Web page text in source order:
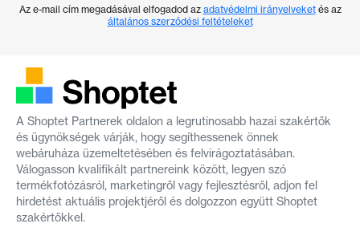
Az e-mail cím megadásával elfogadod az adatvédelmi irányelveketés az
általános szerződési feltételeket
A Shoptet Partnerek oldalon a legrutinosabb hazai szakértők
és ügynökségek várják, hogy segíthessenek önnek
webáruháza üzemeltetésében és felvirágoztatásában.
Válogasson kvalifikált partnereink között, legyen szó
termékfotózásról, marketingről vagy fejlesztésről, adjon fel
hirdetést aktuális projektjéről és dolgozzon együtt Shoptet
szakértőkkel.